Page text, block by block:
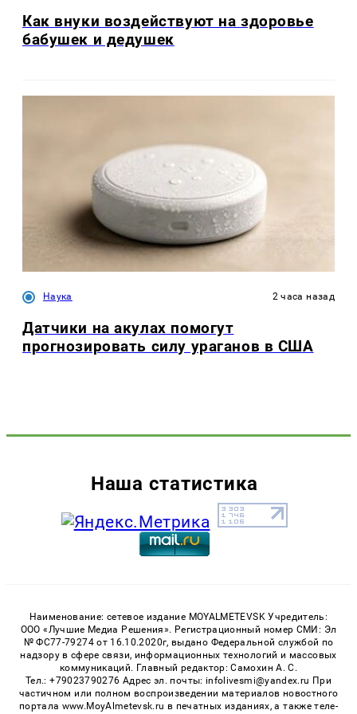
Как внуки воздействуют на здоровье
бабушек и дедушек
Наука 2 часа назад
Датчики на акулах помогут
прогнозировать силу ураганов в США
Наша статистика
Наименование: сетевое издание MOYALMETEVSK Учредитель:
ООО «Лучшие Медиа Решения». Регистрационный номер СМИ: Эл
№ ФС77-79274 от 16.10.2020г, выдано Федеральной службой по
надзору в сфере связи, информационных технологий и массовых
коммуникаций. Главный редактор: Самохин А. С.
Тел.: +79023790276 Адрес эл. почты: infolivesmi@yandex.ru При
частичном или полном воспроизведении материалов новостного
портала www.MoyAlmetevsk.ru в печатных изданиях, а также теле-